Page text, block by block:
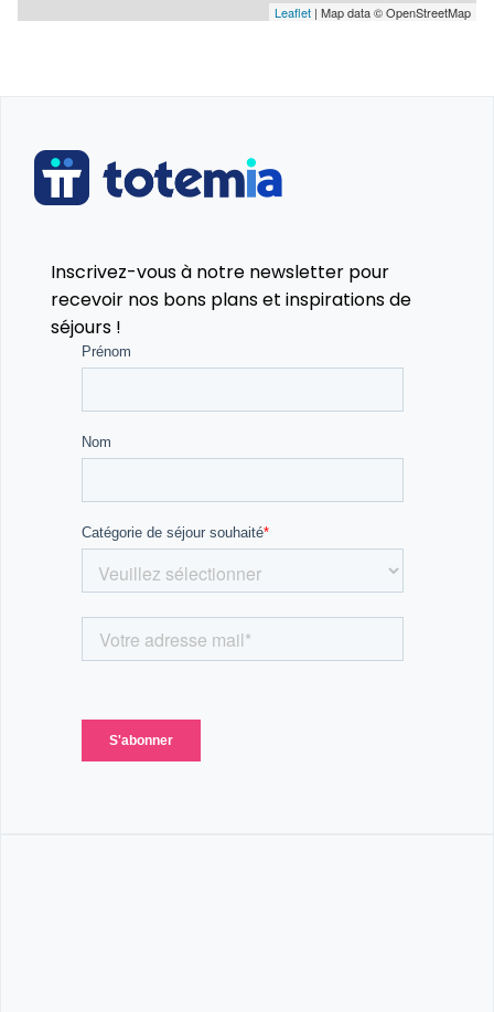
Encadrement et Ambiance 🎉
à cheval tous les jours, entre 4 et 6 heures par jour.
est composée de monitrices d’équitation et
d’animateurs diplômés, passionnés par leur métier.
Tu seras accompagné(e) à chaque étape pour
progresser et t’amuser en toute sécurité. 🏅
Sous des Tipis en Toile 🏕️ : Tu logeras dans des tipis
des toilettes sèches et une douche à proximité. Les
sanitaires sont écologiques, pour respecter
l'environnement. 🌱
Repas Bio et Locaux 🍽️ : Tous les repas sont réalisés
à partir de produits bio et locaux. Des repas sains et
Approche Écologique 🌎 : Une attention particulière
Leaflet | Map data © OpenStreetMap
Inscrivez-vous à notre newsletter pour
recevoir nos bons plans et inspirations de
séjours !